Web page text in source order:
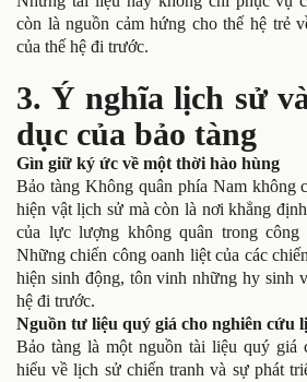
còn là nguồn cảm hứng cho thế hệ trẻ
của thế hệ đi trước.
3. Ý nghĩa lịch sử
dục của bảo tàng
Gìn giữ ký ức về một thời hào hùng
Bảo tàng Không quân phía Nam
hiện vật lịch sử mà còn là nơi khẳng
của lực lượng không quân trong
Những chiến công oanh liệt của các
hiện sinh động, tôn vinh những hy sinh
hệ đi trước.
Nguồn tư liệu quý giá cho nghiên cứu
Bảo tàng là một nguồn tài liệu quý giá
hiểu về lịch sử chiến tranh và sự phát